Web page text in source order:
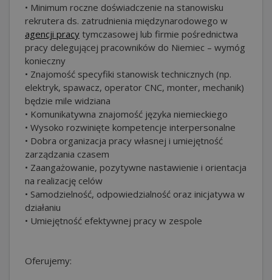
• Minimum roczne doświadczenie na stanowisku
rekrutera ds. zatrudnienia międzynarodowego w
agencji pracy tymczasowej lub firmie pośrednictwa
pracy delegującej pracowników do Niemiec – wymóg
konieczny
• Znajomość specyfiki stanowisk technicznych (np.
elektryk, spawacz, operator CNC, monter, mechanik)
będzie mile widziana
• Komunikatywna znajomość języka niemieckiego
• Wysoko rozwinięte kompetencje interpersonalne
• Dobra organizacja pracy własnej i umiejętność
zarządzania czasem
• Zaangażowanie, pozytywne nastawienie i orientacja
na realizację celów
• Samodzielność, odpowiedzialność oraz inicjatywa w
działaniu
• Umiejętność efektywnej pracy w zespole
Oferujemy: